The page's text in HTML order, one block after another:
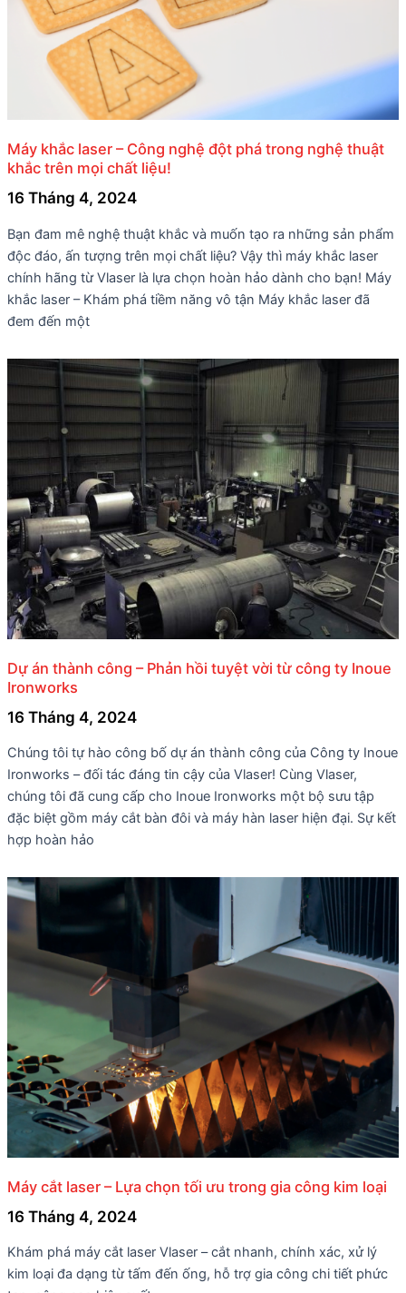
Máy khắc laser – Công nghệ đột phá trong nghệ thuật
khắc trên mọi chất liệu!
16 Tháng 4, 2024
Bạn đam mê nghệ thuật khắc và muốn tạo ra những sản phẩm
độc đáo, ấn tượng trên mọi chất liệu? Vậy thì máy khắc laser
chính hãng từ Vlaser là lựa chọn hoàn hảo dành cho bạn! Máy
khắc laser – Khám phá tiềm năng vô tận Máy khắc laser đã
đem đến một
Dự án thành công – Phản hồi tuyệt vời từ công ty Inoue
Ironworks
16 Tháng 4, 2024
Chúng tôi tự hào công bố dự án thành công của Công ty Inoue
Ironworks – đối tác đáng tin cậy của Vlaser! Cùng Vlaser,
chúng tôi đã cung cấp cho Inoue Ironworks một bộ sưu tập
đặc biệt gồm máy cắt bàn đôi và máy hàn laser hiện đại. Sự kết
hợp hoàn hảo
Máy cắt laser – Lựa chọn tối ưu trong gia công kim loại
16 Tháng 4, 2024
Khám phá máy cắt laser Vlaser – cắt nhanh, chính xác, xử lý
kim loại đa dạng từ tấm đến ống, hỗ trợ gia công chi tiết phức